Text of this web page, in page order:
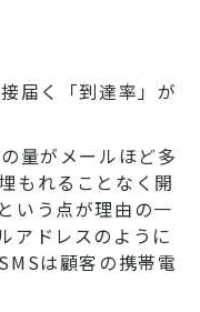
届く「到達率」が
量がメールほど多
もれることなく開
いう点が理由の一
アドレスのように
は顧客の携帯電